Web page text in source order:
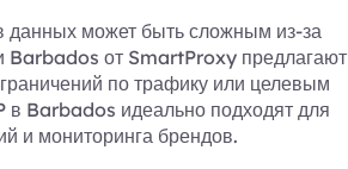
данных может быть сложным из-за
Barbados от SmartProxy предлагают
по трафику или целевым
Barbados идеально подходят для
и мониторинга брендов.